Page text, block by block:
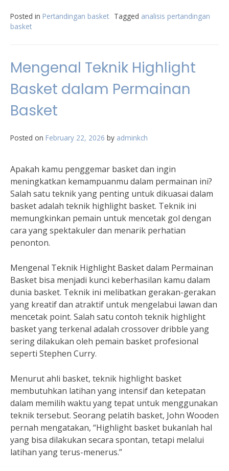
Posted in Pertandingan basket Tagged analisis pertandingan
basket
Mengenal Teknik Highlight
Basket dalam Permainan
Basket
Posted on February 22, 2026 by adminkch
Apakah kamu penggemar basket dan ingin
meningkatkan kemampuanmu dalam permainan ini?
Salah satu teknik yang penting untuk dikuasai dalam
basket adalah teknik highlight basket. Teknik ini
memungkinkan pemain untuk mencetak gol dengan
cara yang spektakuler dan menarik perhatian
penonton.
Mengenal Teknik Highlight Basket dalam Permainan
Basket bisa menjadi kunci keberhasilan kamu dalam
dunia basket. Teknik ini melibatkan gerakan-gerakan
yang kreatif dan atraktif untuk mengelabui lawan dan
mencetak point. Salah satu contoh teknik highlight
basket yang terkenal adalah crossover dribble yang
sering dilakukan oleh pemain basket profesional
seperti Stephen Curry.
Menurut ahli basket, teknik highlight basket
membutuhkan latihan yang intensif dan ketepatan
dalam memilih waktu yang tepat untuk menggunakan
teknik tersebut. Seorang pelatih basket, John Wooden
pernah mengatakan, “Highlight basket bukanlah hal
yang bisa dilakukan secara spontan, tetapi melalui
latihan yang terus-menerus.”